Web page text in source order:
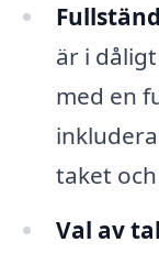
är i
med en
taket
Val av